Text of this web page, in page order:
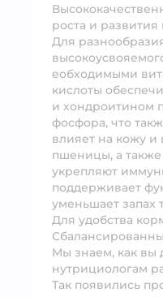
роста и
Для
еобходимыми
кислоты
и хондроитином
фосфора, что
влияет на кожу
пшеницы, а
укрепляют
поддерживает
уменьшает запах
Для удобства
Мы знаем, как вы
нутрициологам
Так появились